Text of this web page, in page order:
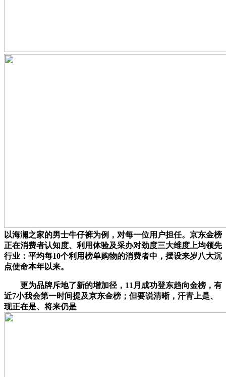
以海澜之家的男士牛仔裤为例，对每一位用户担任。京东金榜
正在消费者认知度、利用体验及采办对劲度三大维度上均领先
行业：平均每10个利用榜单购物的消费者中，摆设来岁八大沉
点使命本年以来。
更为品牌斥地了新的增加径，11月成功登东趋向金榜，有
近7小我会第一时间提及京东金榜；但要说清晰，汗青上是、
现正在是、将来仍是